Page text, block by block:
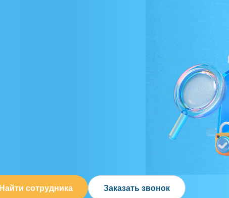
Найти сотрудника Заказать звонок